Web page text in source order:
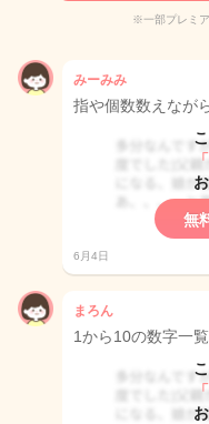
※一部プレミ
みーみみ
指や個数数えなが
無
6月4日
まろん
1から10の数字一